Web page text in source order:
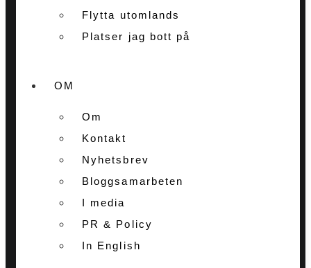
Flytta utomlands
Platser jag bott på
OM
Om
Kontakt
Nyhetsbrev
Bloggsamarbeten
I media
PR & Policy
In English